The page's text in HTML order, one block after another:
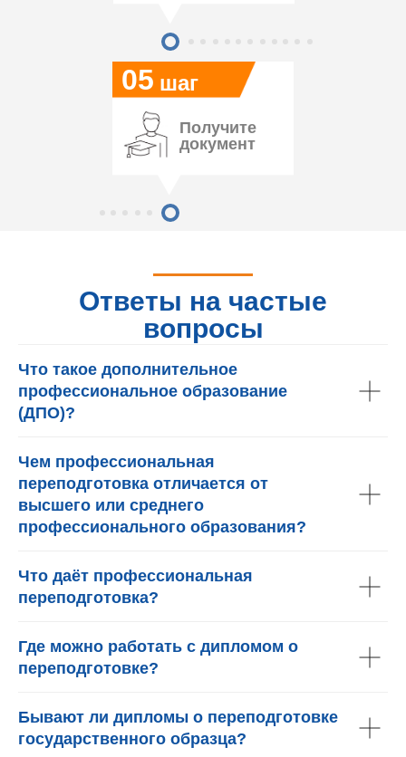
05 шаг
Получите
документ
Ответы на частые
вопросы
Что такое дополнительное
профессиональное образование
(ДПО)?
Чем профессиональная
переподготовка отличается от
высшего или среднего
профессионального образования?
Что даёт профессиональная
переподготовка?
Где можно работать с дипломом о
переподготовке?
Бывают ли дипломы о переподготовке
государственного образца?